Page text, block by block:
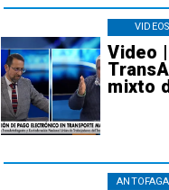
Video
mixto
VIDEOS